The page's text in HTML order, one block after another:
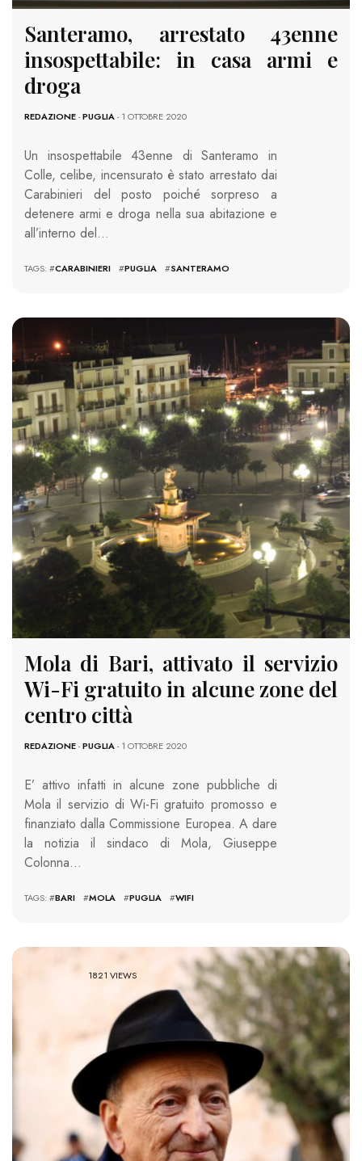
Santeramo, arrestato 43enne
insospettabile: in casa armi e
droga
REDAZIONE-PUGLIA- 1 OTTOBRE 2020
Un insospettabile 43enne di Santeramo in
Colle, celibe, incensurato è stato arrestato dai
Carabinieri del posto poiché sorpreso a
detenere armi e droga nella sua abitazione e
all’interno del…
TAGS: #CARABINIERI #PUGLIA #SANTERAMO
2981 VIEWS
Mola di Bari, attivato il servizio
Wi-Fi gratuito in alcune zone del
centro città
REDAZIONE-PUGLIA- 1 OTTOBRE 2020
E’ attivo infatti in alcune zone pubbliche di
Mola il servizio di Wi-Fi gratuito promosso e
finanziato dalla Commissione Europea. A dare
la notizia il sindaco di Mola, Giuseppe
Colonna…
TAGS: #BARI #MOLA #PUGLIA #WIFI
1821 VIEWS